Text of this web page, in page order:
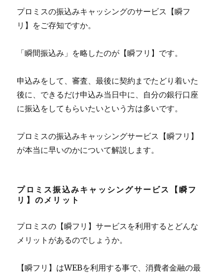
プロミスの振込みキャッシングのサービス【瞬フ
リ】をご存知ですか。
「瞬間振込み」を略したのが【瞬フリ】です。
申込みをして、審査、最後に契約までたどり着いた
後に、できるだけ申込み当日中に、自分の銀行口座
に振込をしてもらいたいという方は多いです。
プロミスの振込みキャッシングサービス【瞬フリ】
が本当に早いのかについて解説します。
プロミス振込みキャッシングサービス【瞬フ
リ】のメリット
プロミスの【瞬フリ】サービスを利用するとどんな
メリットがあるのでしょうか。
【瞬フリ】はWEBを利用する事で、消費者金融の最